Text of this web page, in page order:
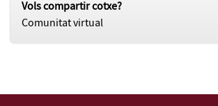
Vols compartir cotxe?
Comunitat virtual